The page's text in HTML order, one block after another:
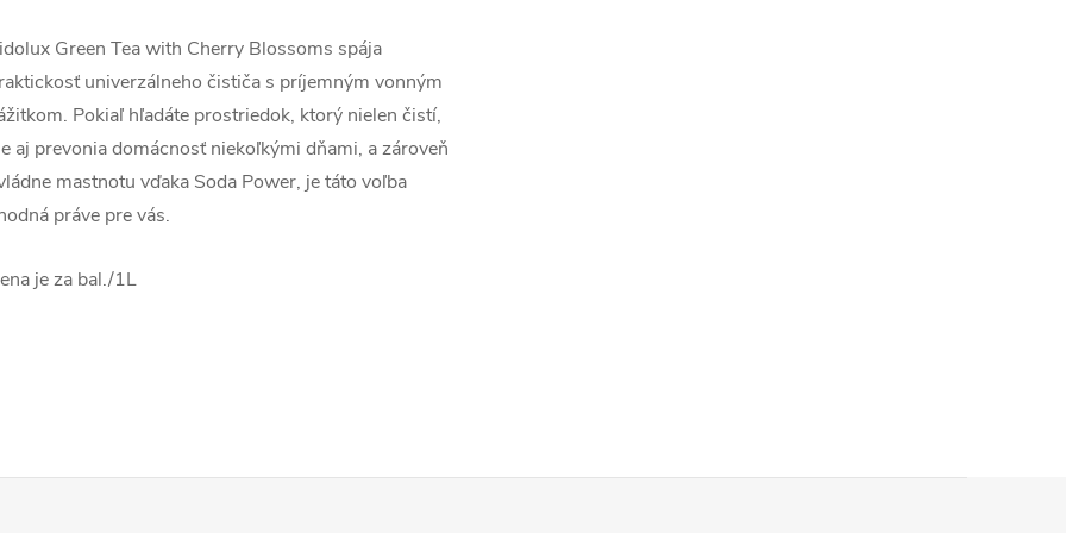
Green Tea with Cherry Blossoms spája
univerzálneho čističa s príjemným vonným
Pokiaľ hľadáte prostriedok, ktorý nielen čistí,
aj prevonia domácnosť niekoľkými dňami, a zároveň
mastnotu vďaka Soda Power, je táto voľba
práve pre vás.
je za bal./1L